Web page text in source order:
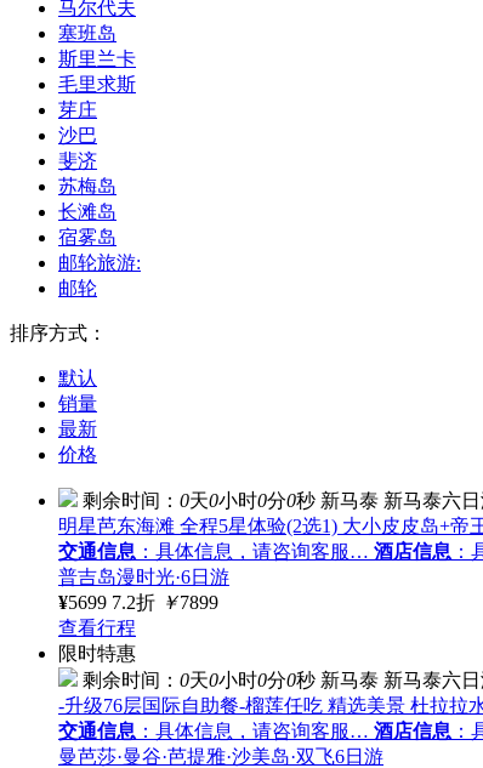
马尔代夫
塞班岛
斯里兰卡
毛里求斯
芽庄
沙巴
斐济
苏梅岛
长滩岛
宿雾岛
邮轮旅游:
邮轮
排序方式：
默认
销量
最新
价格
剩余时间： 0天0小时0分0秒 新马泰 新马泰六
明星芭东海滩 全程5星体验(2选1) 大小皮皮岛+
交通信息 ：具体信息，请咨询客服… 酒店信息 ：
普吉岛漫时光·6日游
¥5699 7.2折 ￥7899
查看行程
限时特惠
剩余时间： 0天0小时0分0秒 新马泰 新马泰六
-升级76层国际自助餐-榴莲任吃 精选美景 杜拉拉
交通信息 ：具体信息，请咨询客服… 酒店信息 ：
曼芭莎·曼谷·芭提雅·沙美岛·双飞6日游